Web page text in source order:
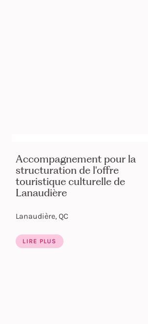
Accompagnement pour la
structuration de l'offre
touristique culturelle de
Lanaudière
Lanaudière, QC
LIRE PLUS